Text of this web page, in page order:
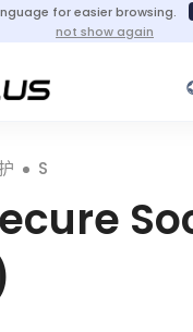
for easier browsing.
not show again
S